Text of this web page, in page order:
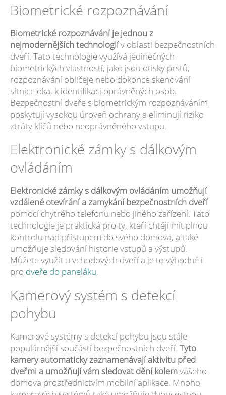
Biometrické rozpoznávání
Biometrické rozpoznávání je jednou z
nejmodernějších technologiív oblasti bezpečnostních
dveří. Tato technologie využívá jedinečných
biometrických vlastností, jako jsou otisky prstů,
rozpoznávání obličeje nebo dokonce skenování
sítnice oka, k identifikaci oprávněných osob.
Bezpečnostní dveře s biometrickým rozpoznáváním
poskytují vysokou úroveň ochrany a eliminují riziko
ztráty klíčů nebo neoprávněného vstupu.
Elektronické zámky s dálkovým
ovládáním
Elektronické zámky s dálkovým ovládáním umožňují
vzdálené otevírání a zamykání bezpečnostních dveří
pomocí chytrého telefonu nebo jiného zařízení. Tato
technologie je praktická pro ty, kteří chtějí mít plnou
kontrolu nad přístupem do svého domova, a také
umožňuje sledování historie vstupů a výstupů.
Můžete využít u vchodových dveří a je to výhodné i
pro dveře do paneláku.
Kamerový systém s detekcí
pohybu
Kamerové systémy s detekcí pohybu jsou stále
populárnější součástí bezpečnostních dveří. Tyto
kamery automaticky zaznamenávají aktivitu před
dveřmi a umožňují vám sledovat dění kolemvašeho
domova prostřednictvím mobilní aplikace. Mnoho